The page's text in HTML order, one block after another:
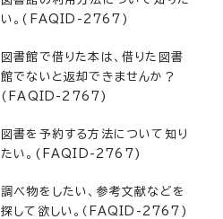
い。(FAQID-2767)
図書館で借りた本は、借りた図書
館でないと返却できませんか？
(FAQID-2767)
図書を予約する方法について知り
たい。(FAQID-2767)
調べ物をしたい、参考文献などを
探して欲しい。（FAQID-2767)